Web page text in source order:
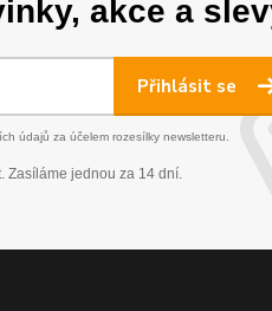
akce a
Přihlásit se
údajů za účelem rozesílky newsletteru.
Zasíláme jednou za 14 dní.